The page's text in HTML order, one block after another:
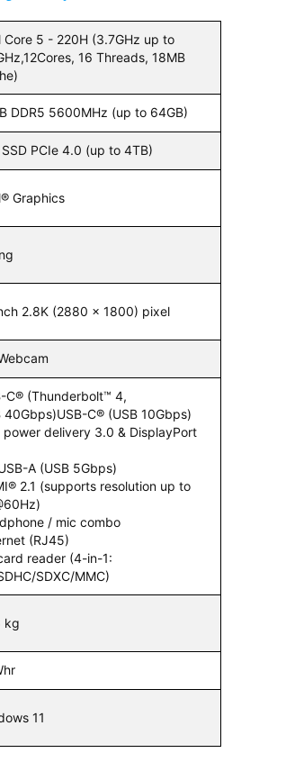
NVIDIA GeForce RTX 5060 –
8GB (115W)
Có
Core 5 - 220H (3.7GHz up to
16 Threads, 18MB
DDR5 5600MHz (up to 64GB)
SSD PCIe 4.0 (up to 4TB)
Graphics
2.8K (2880 x 1800) pixel
C® (Thunderbolt™ 4,
40Gbps)USB-C® (USB 10Gbps)
power delivery 3.0 & DisplayPort
A (USB 5Gbps)
2.1 (supports resolution up to
/ mic combo
(RJ45)
reader (4-in-1:
SDXC/MMC)
kg
11